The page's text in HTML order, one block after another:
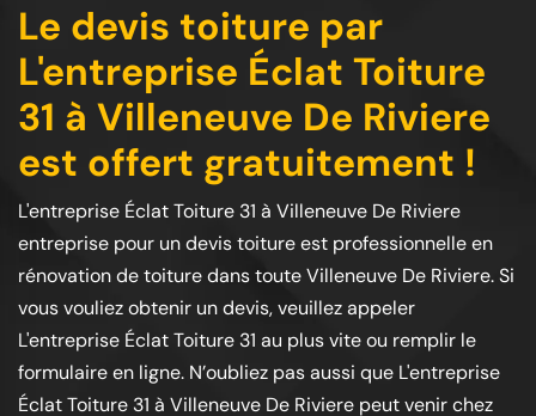
Le devis toiture par
L'entreprise Éclat Toiture
31 à Villeneuve De Riviere
est offert gratuitement !
L'entreprise Éclat Toiture 31 à Villeneuve De Riviere
entreprise pour un devis toiture est professionnelle en
rénovation de toiture dans toute Villeneuve De Riviere. Si
vous vouliez obtenir un devis, veuillez appeler
L'entreprise Éclat Toiture 31 au plus vite ou remplir le
formulaire en ligne. N’oubliez pas aussi que L'entreprise
Éclat Toiture 31 à Villeneuve De Riviere peut venir chez